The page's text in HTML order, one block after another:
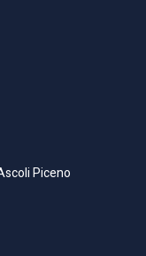
Piceno